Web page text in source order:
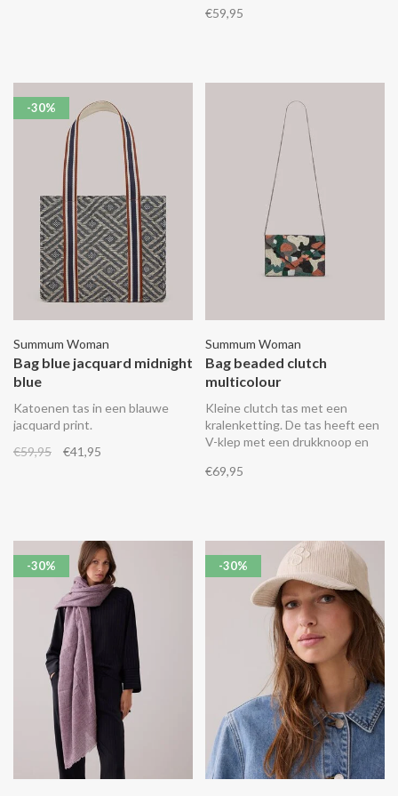
binnenzak.
€59,95
-30%
Summum Woman
Bag blue jacquard midnight
blue
Katoenen tas in een blauwe
jacquard print.
€59,95
€41,95
Summum Woman
Bag beaded clutch
multicolour
Kleine clutch tas met een
kralenketting. De tas heeft een
V-klep met een drukknoop en
€69,95
-30% -30%